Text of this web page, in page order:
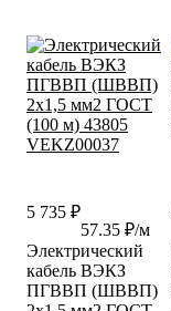
5 735 ₽
57.35 ₽/м
Электрический
кабель ВЭКЗ
ПГВВП (ШВВП)